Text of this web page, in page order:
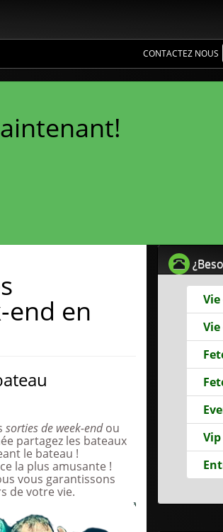
CONTACTEZ NOUS
end en
sorties de week-endou
partagez les bateaux
le bateau !
la plus amusante !
vous garantissons
de votre vie.